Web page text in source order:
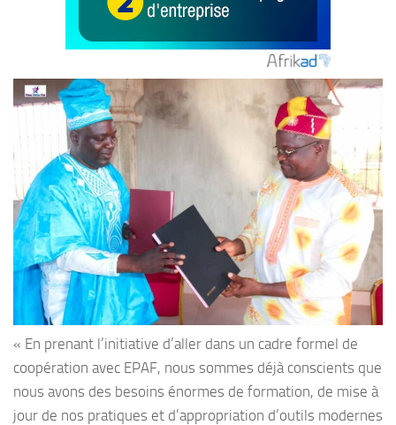
« En prenant l’initiative d’aller dans un cadre formel de
coopération avec EPAF, nous sommes déjà conscients que
nous avons des besoins énormes de formation, de mise à
jour de nos pratiques et d’appropriation d’outils modernes